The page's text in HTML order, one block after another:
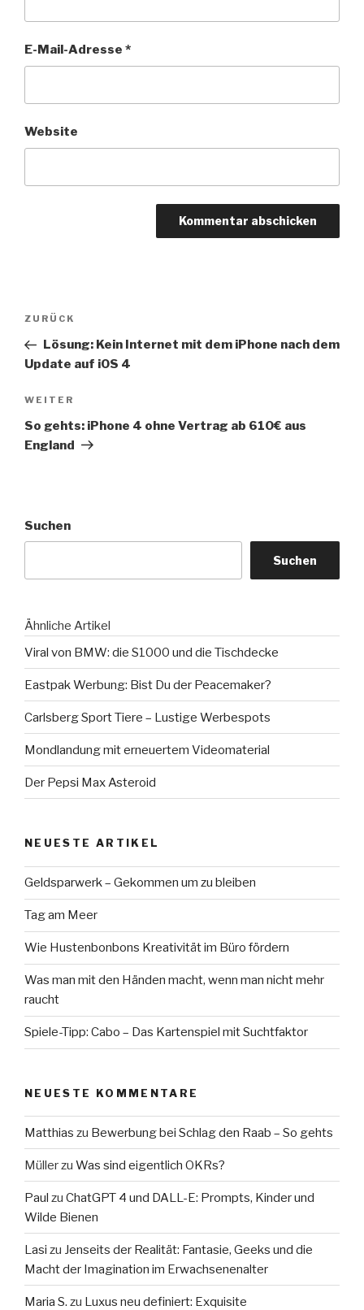
E-Mail-Adresse *
Website
Beitragsnavigation
Vorheriger
Beitrag
ZURÜCK
Lösung: Kein Internet mit dem iPhone nach dem
Update auf iOS 4
Nächster
Beitrag
WEITER
So gehts: iPhone 4 ohne Vertrag ab 610€ aus
England
Suchen
Suchen
Ähnliche Artikel
Viral von BMW: die S1000 und die Tischdecke
Eastpak Werbung: Bist Du der Peacemaker?
Carlsberg Sport Tiere – Lustige Werbespots
Mondlandung mit erneuertem Videomaterial
Der Pepsi Max Asteroid
NEUESTE ARTIKEL
Geldsparwerk – Gekommen um zu bleiben
Tag am Meer
Wie Hustenbonbons Kreativität im Büro fördern
Was man mit den Händen macht, wenn man nicht mehr
raucht
Spiele-Tipp: Cabo – Das Kartenspiel mit Suchtfaktor
NEUESTE KOMMENTARE
Matthias zu Bewerbung bei Schlag den Raab – So gehts
Müllerzu Was sind eigentlich OKRs?
Paul zu ChatGPT 4 und DALL-E: Prompts, Kinder und
Wilde Bienen
Lasi zu Jenseits der Realität: Fantasie, Geeks und die
Macht der Imagination im Erwachsenenalter
Maria S. zu Luxus neu definiert: Exquisite